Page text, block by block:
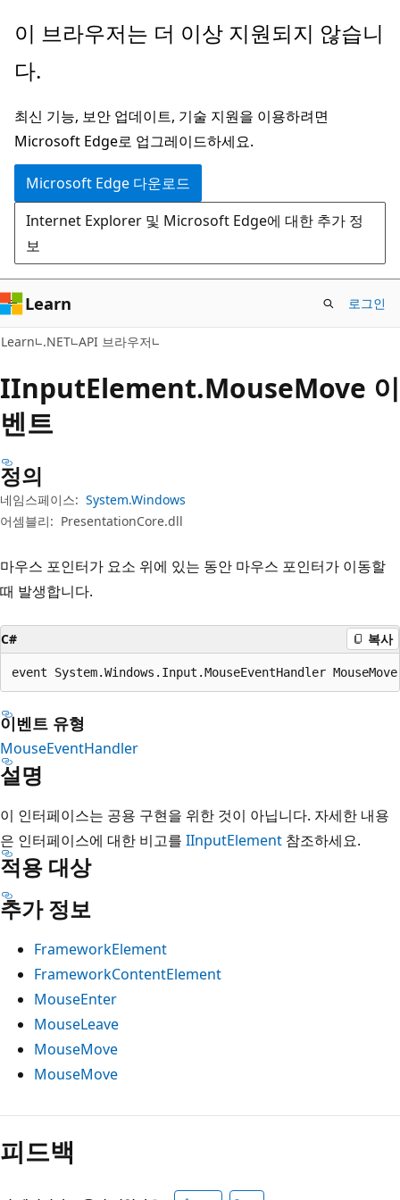
주
콘
츠
로
건
너
뛰
기
페
지
탐
색
으
로
건
너
뛰
기
이 브라우저는 더 이상 지원되지 않습니
다.
최신 기능, 보안 업데이트, 기술 지원을 이용하려면
Microsoft Edge로 업그레이드하세요.
Microsoft Edge 다운로드
Internet Explorer 및 Microsoft Edge에 대한 추가 정
보
Learn 로그인
Learn .NET API 브라우저
IInputElement.MouseMove 이
벤트
정의
네임스페이스: System.Windows
어셈블리: PresentationCore.dll
마우스 포인터가 요소 위에 있는 동안 마우스 포인터가 이동할
때 발생합니다.
C# 복사
event System.Windows.Input.MouseEventHandler
이벤트 유형
MouseEventHandler
설명
이 인터페이스는 공용 구현을 위한 것이 아닙니다. 자세한 내용
은 인터페이스에 대한 비고를 IInputElement 참조하세요.
적용 대상
추가 정보
FrameworkElement
FrameworkContentElement
MouseEnter
MouseLeave
MouseMove
MouseMove
피드백